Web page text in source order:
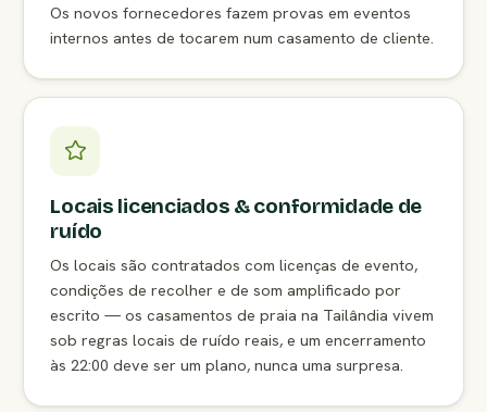
Os novos fornecedores fazem provas em eventos
internos antes de tocarem num casamento de cliente.
Locais licenciados & conformidade de
ruído
Os locais são contratados com licenças de evento,
condições de recolher e de som amplificado por
escrito — os casamentos de praia na Tailândia vivem
sob regras locais de ruído reais, e um encerramento
às 22:00 deve ser um plano, nunca uma surpresa.